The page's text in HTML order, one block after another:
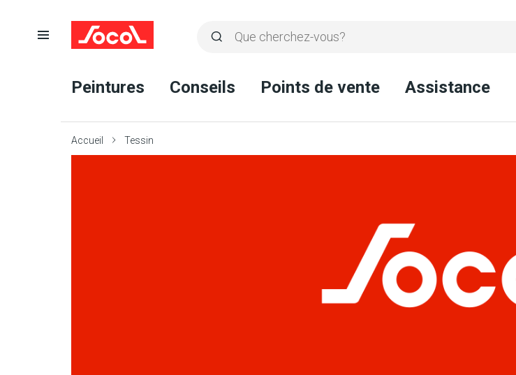
Rechercher
recherche
Ouvrir
Peintures Conseils Points de vente Assistance
Accueil Tessin